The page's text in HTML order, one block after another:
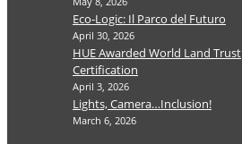
Eco-Logic: Il Parco del Futuro
April 30, 2026
HUE Awarded World Land Trust
Certification
April 3, 2026
Lights, Camera…Inclusion!
March 6, 2026